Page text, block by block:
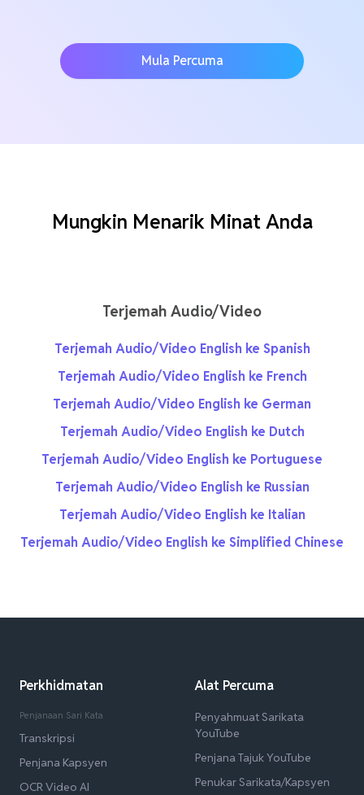
Mula Percuma
Mungkin Menarik Minat Anda
Terjemah Audio/Video
Terjemah Audio/Video English ke Spanish
Terjemah Audio/Video English ke French
Terjemah Audio/Video English ke German
Terjemah Audio/Video English ke Dutch
Terjemah Audio/Video English ke Portuguese
Terjemah Audio/Video English ke Russian
Terjemah Audio/Video English ke Italian
Terjemah Audio/Video English ke Simplified Chinese
Perkhidmatan
Penjanaan Sari Kata
Transkripsi
Penjana Kapsyen
OCR Video AI
Alat Percuma
Penyahmuat Sarikata
YouTube
Penjana Tajuk YouTube
Penukar Sarikata/Kapsyen